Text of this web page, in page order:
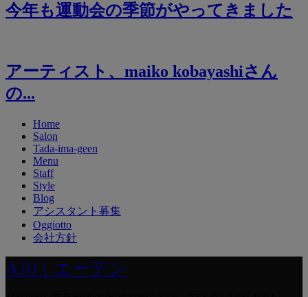
今年も運動会の季節がやってきました
アーティスト、maiko kobayashiさん
の...
Home
Salon
Tada-ima-geen
Menu
Staff
Style
Blog
アシスタント募集
Oggiotto
会社方針
A10｜エーテン